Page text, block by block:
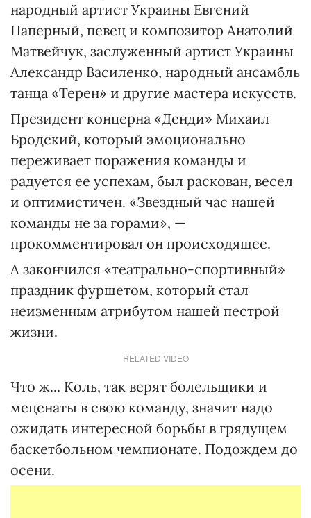
народный артист Украины Евгений
Паперный, певец и композитор Анатолий
Матвейчук, заслуженный артист Украины
Александр Василенко, народный ансамбль
танца «Терен» и другие мастера искусств.
Президент концерна «Денди» Михаил
Бродский, который эмоционально
переживает поражения команды и
радуется ее успехам, был раскован, весел
и оптимистичен. «Звездный час нашей
команды не за горами», —
прокомментировал он происходящее.
А закончился «театрально-спортивный»
праздник фуршетом, который стал
неизменным атрибутом нашей пестрой
жизни.
RELATED VIDEO
Что ж... Коль, так верят болельщики и
меценаты в свою команду, значит надо
ожидать интересной борьбы в грядущем
баскетбольном чемпионате. Подождем до
осени.